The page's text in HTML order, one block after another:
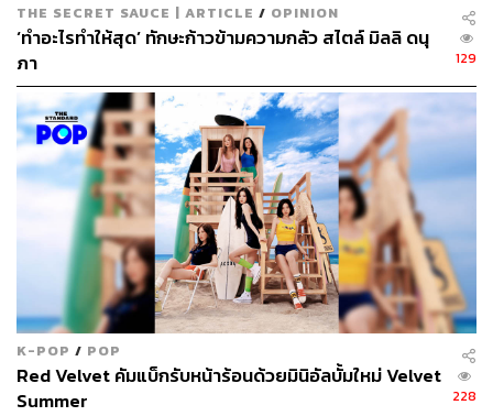
นี่อาจเป็นสาเหตุหนึ่งให้ ONE ตัดสินใจเลือกอยู่ในทีมของ
AOMG ซึ่งมี ไซมอน โดมินิก และ Gray เป็นโปรดิวเซอร์
แม้ว่าในปีนี้จะมีทีมโปรดิวเซอร์จากฝั่ง YG อย่าง Zion T. และ
Kush ที่เป็นต้นสังกัดของ ONE เข้าร่วมรายการด้วย แต่ ONE
ก็เลือกที่จะอยู่ในทีมของโปรดิวเซอร์ต่างค่ายเพื่อพิสูจน์ตัวเอง
สุดท้ายแม้จะไม่ได้เป็นแชมป์ แต่เวทีนี้ก็สร้างชื่อให้กับ ONE
มากขึ้น เพราะเพลง
Comfortableที่เขาขึ้นโชว์ในสเตจ
สุดท้ายบนเวทีShow Me The Money ซีซัน 5ร่วมร้องกับไซ
มอน โดมินิก และ Gray ได้กลายเป็นเพลงฮิตในทันที และยัง
คว้าตำแหน่ง Perfect All Kill หรือเพลงฮิตอันดับหนึ่งบนชาร์ต
เพลงรายวันและเรียลไทม์ในทุกชาร์ตเพลงหลักของเกาหลีใต้
อีกด้วย
จากจุดนี้เองที่เราก็เริ่มเห็นเสน่ห์ที่เป็นธรรมชาติในตัวเขา
มากขึ้น บวกกับการแรปที่ไม่ดุดัน พร้อมมาดของหนุ่มหล่อ ขี้
THE SECRET SAUCE | ARTICLE / OPINION
‘ทำอะไรทำให้สุด’ ทักษะก้าวข้ามความกลัว สไตล์ มิลลิ ดนุ
ภา
129
K-POP / POP
Red Velvet คัมแบ็กรับหน้าร้อนด้วยมินิอัลบั้มใหม่ Velvet
Summer
228